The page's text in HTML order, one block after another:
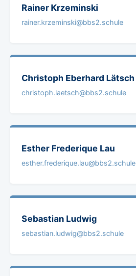
Rainer Krzeminski
rainer.krzeminski@bbs2.schule
Christoph Eberhard Lätsch
christoph.laetsch@bbs2.schule
Esther Frederique Lau
esther.frederique.lau@bbs2.schule
Sebastian Ludwig
sebastian.ludwig@bbs2.schule